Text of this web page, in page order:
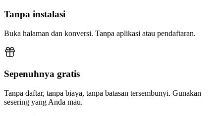
Tanpa instalasi
Buka halaman dan konversi. Tanpa aplikasi atau pendaftaran.
Sepenuhnya gratis
Tanpa daftar, tanpa biaya, tanpa batasan tersembunyi. Gunakan
sesering yang Anda mau.